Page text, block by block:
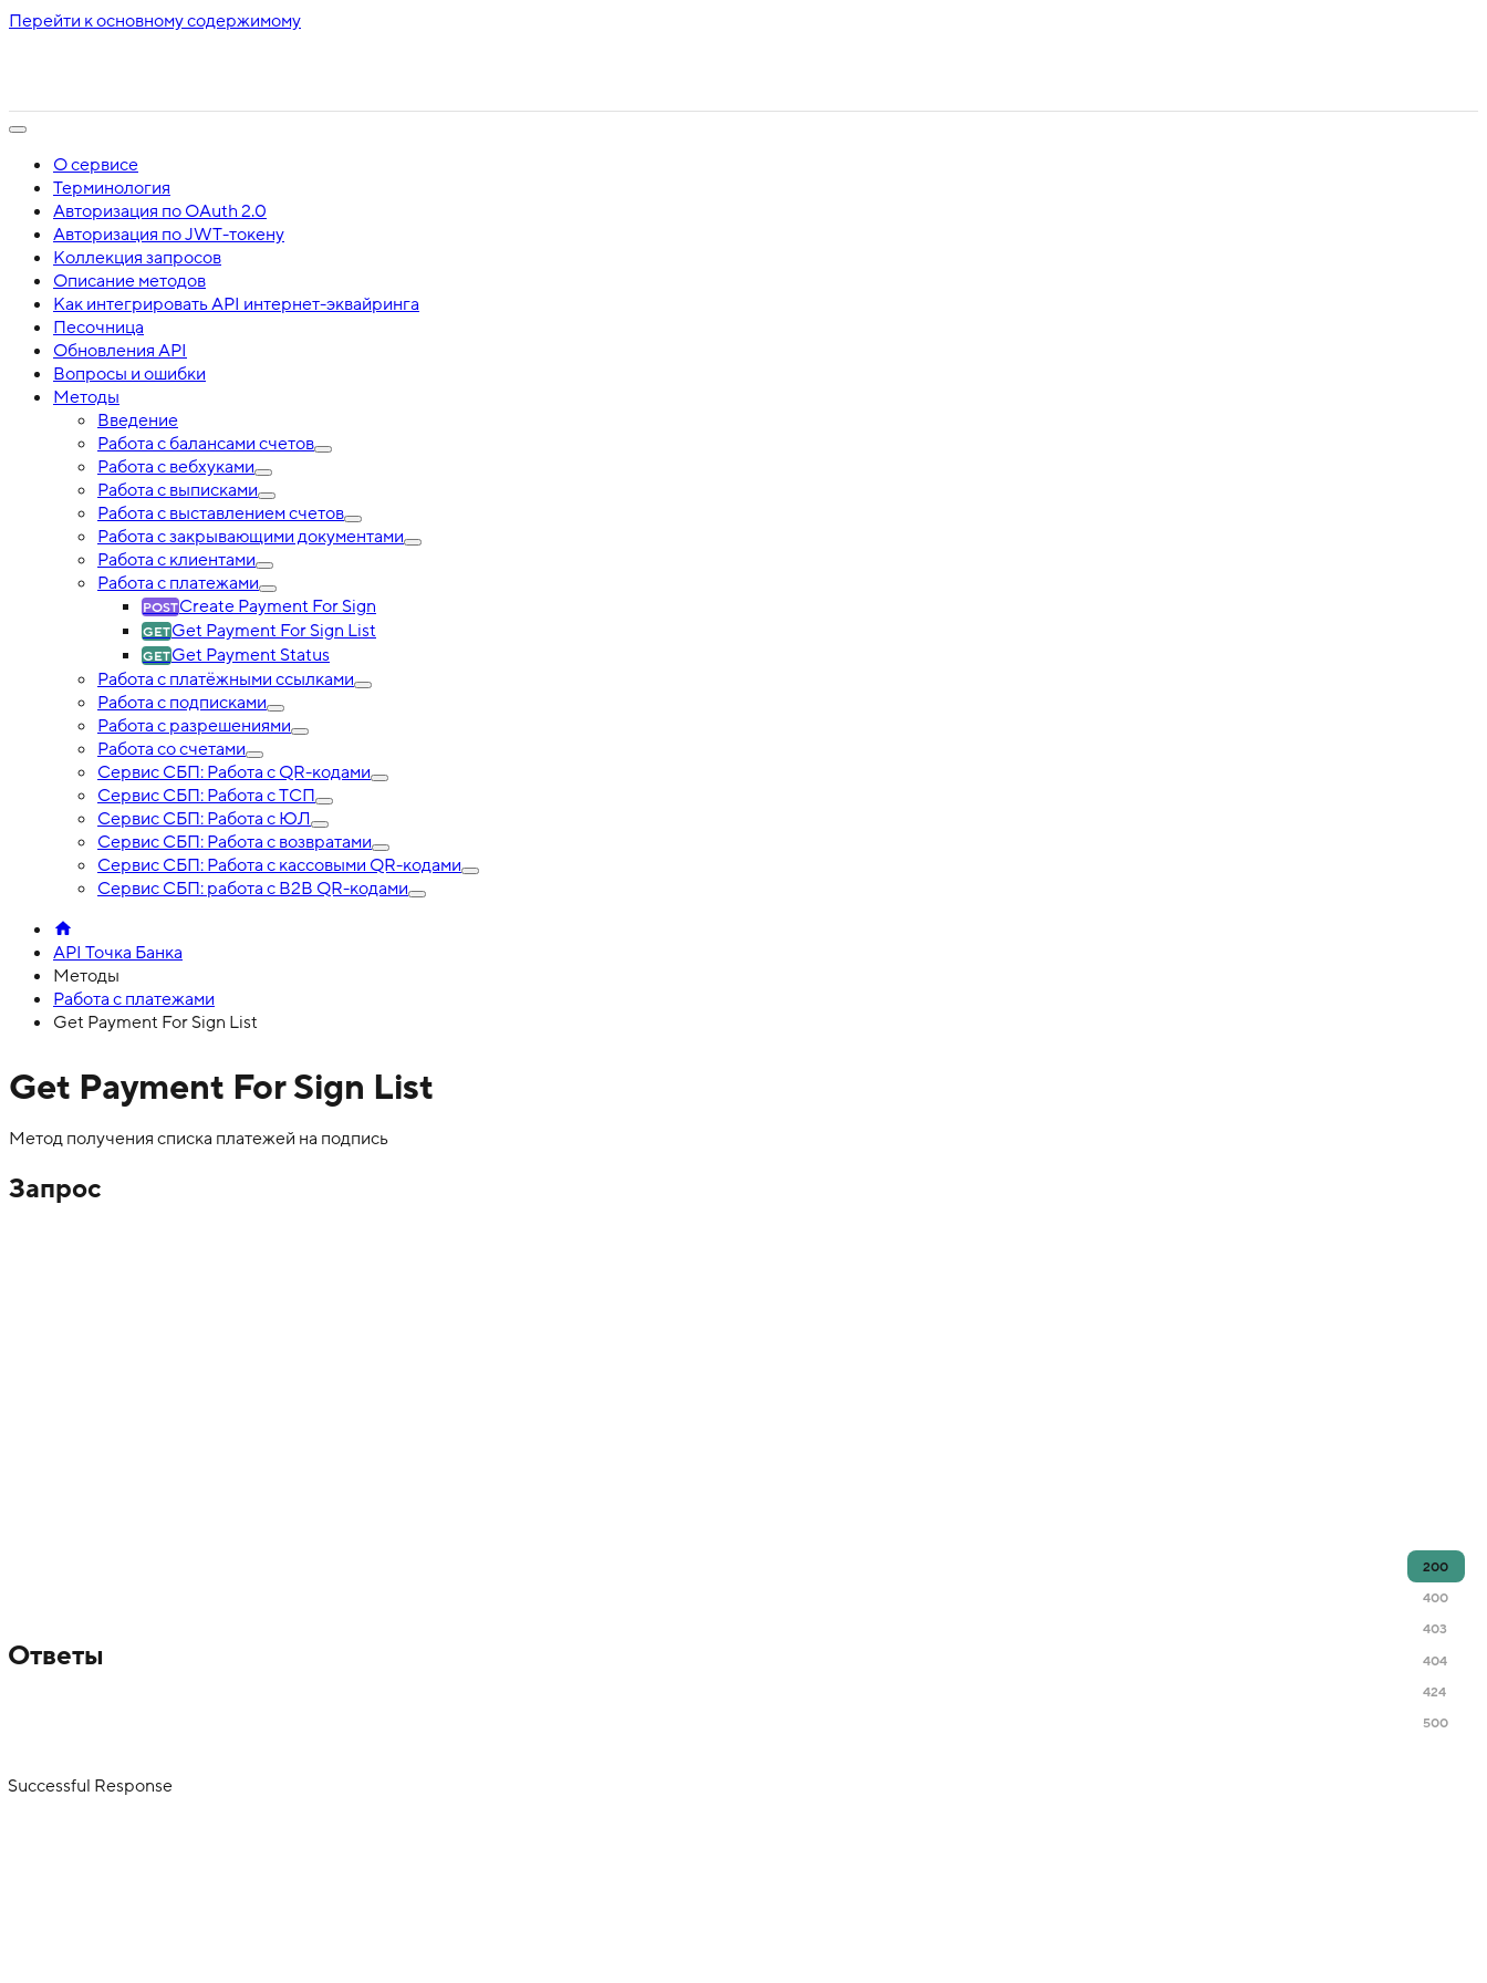
Перейти к основному содержимому
О сервисе
Терминология
Авторизация по OAuth 2.0
Авторизация по JWT-токену
Коллекция запросов
Описание методов
Как интегрировать API интернет-эквайринга
Песочница
Обновления API
Вопросы и ошибки
Методы
Введение
Работа с балансами счетов
Работа с вебхуками
Работа с выписками
Работа с выставлением счетов
Работа с закрывающими документами
Работа с клиентами
Работа с платежами
Create Payment For Sign
Get Payment For Sign List
Get Payment Status
Работа с платёжными ссылками
Работа с подписками
Работа с разрешениями
Работа со счетами
Сервис СБП: Работа с QR-кодами
Сервис СБП: Работа с ТСП
Сервис СБП: Работа с ЮЛ
Сервис СБП: Работа с возвратами
Сервис СБП: Работа с кассовыми QR-кодами
Сервис СБП: работа с B2B QR-кодами
API Точка Банка
Методы
Работа с платежами
Get Payment For Sign List
Get Payment For Sign List
Метод получения списка платежей на подпись
Запрос
Ответы
200
400
403
404
424
500
Successful Response